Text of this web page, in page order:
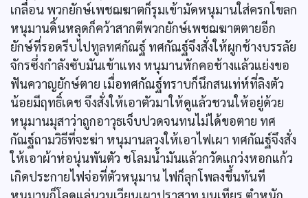
เกลื่อน พวกยักษ์เพชฌฆาตก็รุมเข้ามัดหนุมานใส่ครกโขลก
หนุมานดิ้นหลุดก็คว้าสากตีพวกยักษ์เพชฌฆาตตายอีก
ยักษ์ที่รอดรีบไปทูลทศกัณฐ์ ทศกัณฐ์จึงสั่งให้ผูกช้างบรรลัย
จักรซึ่งกำลังซับมันเข้าแทง หนุมานหักคอช้างแล้วแย่งขอ
ฟันควาญยักษ์ตาย เมื่อทศกัณฐ์ทราบก็นึกสนเท่ห์ที่ลิงตัว
น้อยมีฤทธิ์เดช จึงสั่งให้เอาตัวมาให้ดูแล้วชวนให้อยู่ด้วย
หนุมานมุสาว่าถูกอาวุธเจ็บปวดจนทนไม่ได้ขอตาย ทศ
กัณฐ์ถามวิธีที่จะฆ่า หนุมานลวงให้เอาไฟเผา ทศกัณฐ์จึงสั่ง
ให้เอาผ้าห่อนุ่นพันตัว ชโลมน้ำมันแล้วกวัดแกว่งหอกแก้ว
เกิดประกายไฟจ่อที่ตัวหนุมาน ไฟก็ลุกโพลงขึ้นทันที
หนุมานก็โลดแล่นวนเวียนเผาปราสาท มนเทียร ตำหนัก